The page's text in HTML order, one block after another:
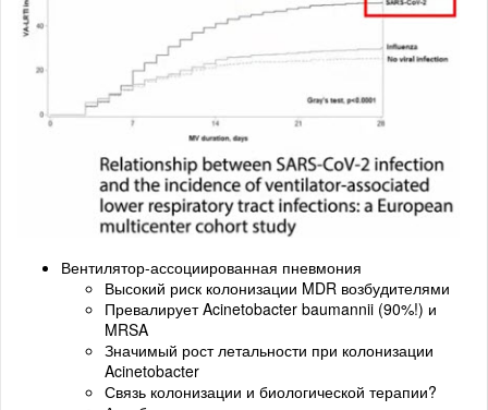
Вентилятор-ассоциированная пневмония
Высокий риск колонизации MDR возбудителями
Превалирует Acinetobacter baumannii (90%!) и
MRSA
Значимый рост летальности при колонизации
Acinetobacter
Связь колонизации и биологической терапии?